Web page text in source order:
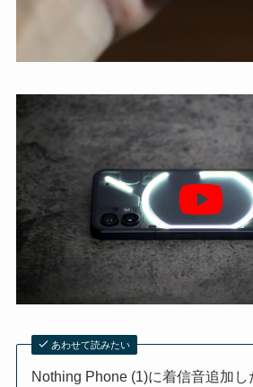
あわせて読みたい
Nothing Phone (1)に着信音追加